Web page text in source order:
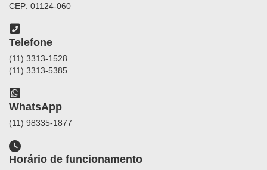
CEP: 01124-060
Telefone
(11) 3313-1528
(11) 3313-5385
WhatsApp
(11) 98335-1877
Horário de funcionamento